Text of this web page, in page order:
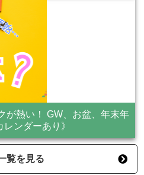
が熱い！ GW、お盆、年末年
ンダーあり》
覧を見る